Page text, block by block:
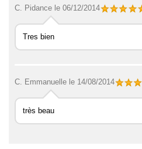
C. Pidance le 06/12/2014
Tres bien
C. Emmanuelle le 14/08/2014
très beau